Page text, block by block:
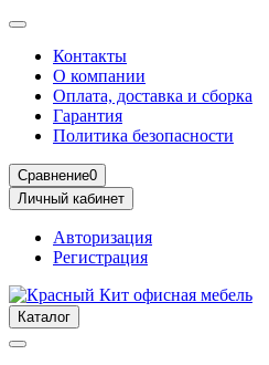
Контакты
О компании
Оплата, доставка и сборка
Гарантия
Политика безопасности
Сравнение0
Личный кабинет
Авторизация
Регистрация
Каталог